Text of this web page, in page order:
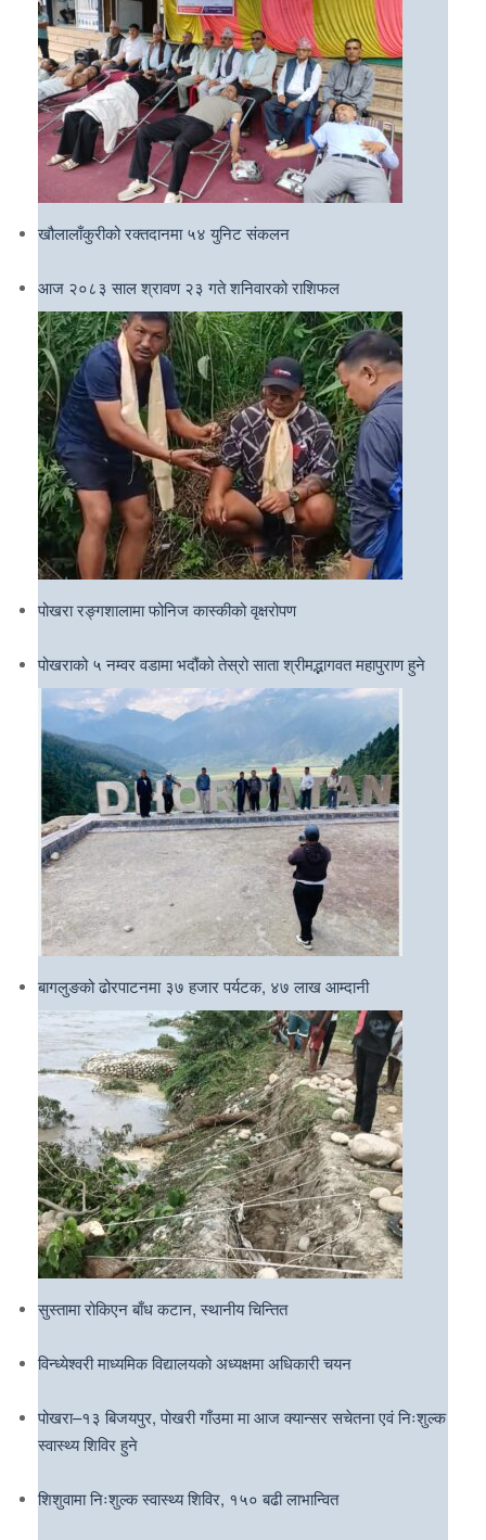
खौलालाँकुरीको रक्तदानमा ५४ युनिट संकलन
आज २०८३ साल श्रावण २३ गते शनिवारको राशिफल
पोखरा रङ्गशालामा फोनिज कास्कीको वृक्षरोपण
पोखराको ५ नम्वर वडामा भदौंको तेस्रो साता श्रीमद्भागवत महापुराण हुने
बागलुङको ढोरपाटनमा ३७ हजार पर्यटक, ४७ लाख आम्दानी
सुस्तामा रोकिएन बाँध कटान, स्थानीय चिन्तित
विन्ध्येश्वरी माध्यमिक विद्यालयको अध्यक्षमा अधिकारी चयन
पोखरा–१३ बिजयपुर, पोखरी गाँउमा मा आज क्यान्सर सचेतना एवं निःशुल्क
स्वास्थ्य शिविर हुने
शिशुवामा निःशुल्क स्वास्थ्य शिविर, १५० बढी लाभान्वित